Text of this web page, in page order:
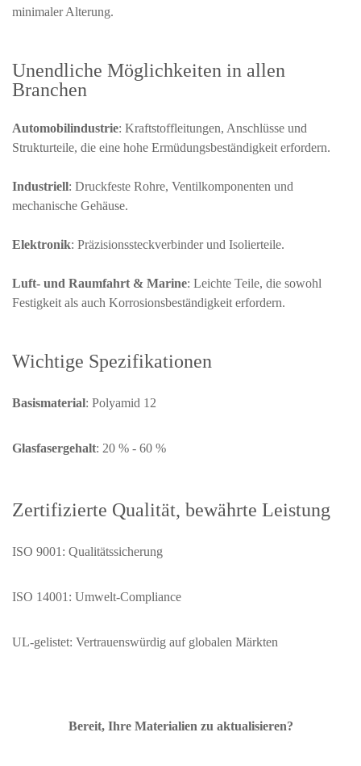
minimaler Alterung.
Unendliche Möglichkeiten in allen
Branchen
Automobilindustrie: Kraftstoffleitungen, Anschlüsse und
Strukturteile, die eine hohe Ermüdungsbeständigkeit erfordern.
Industriell: Druckfeste Rohre, Ventilkomponenten und
mechanische Gehäuse.
Elektronik: Präzisionssteckverbinder und Isolierteile.
Luft- und Raumfahrt & Marine: Leichte Teile, die sowohl
Festigkeit als auch Korrosionsbeständigkeit erfordern.
Wichtige Spezifikationen
Basismaterial: Polyamid 12
Glasfasergehalt: 20 % - 60 %
Zertifizierte Qualität, bewährte Leistung
ISO 9001: Qualitätssicherung
ISO 14001: Umwelt-Compliance
UL-gelistet: Vertrauenswürdig auf globalen Märkten
Bereit, Ihre Materialien zu aktualisieren?